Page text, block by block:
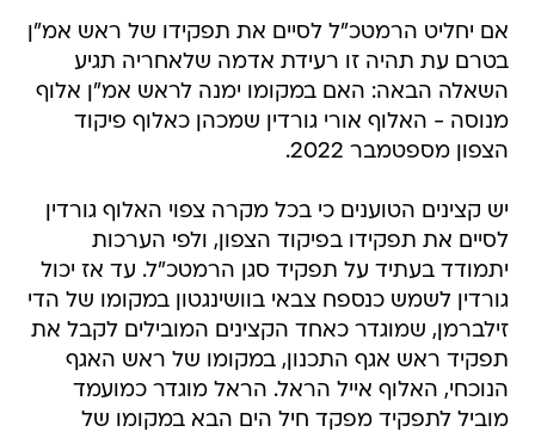
אם יחליט הרמטכ"ל לסיים את תפקידו של ראש אמ"ן
בטרם עת תהיה זו רעידת אדמה שלאחריה תגיע
השאלה הבאה: האם במקומו ימנה לראש אמ"ן אלוף
מנוסה - האלוף אורי גורדין שמכהן כאלוף פיקוד
הצפון מספטמבר 2022.
יש קצינים הטוענים כי בכל מקרה צפוי האלוף גורדין
לסיים את תפקידו בפיקוד הצפון, ולפי הערכות
יתמודד בעתיד על תפקיד סגן הרמטכ"ל. עד אז יכול
גורדין לשמש כנספח צבאי בוושינגטון במקומו של הדי
זילברמן, שמוגדר כאחד הקצינים המובילים לקבל את
תפקיד ראש אגף התכנון, במקומו של ראש האגף
הנוכחי, האלוף אייל הראל. הראל מוגדר כמועמד
מוביל לתפקיד מפקד חיל הים הבא במקומו של